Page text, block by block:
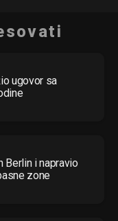
ugovor sa
Berlin i napravio
zone